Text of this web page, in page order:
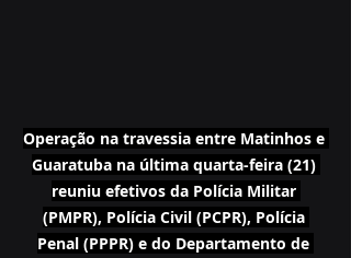
Operação na travessia entre Matinhos e
Guaratuba na última quarta-feira (21)
reuniu efetivos da Polícia Militar
(PMPR), Polícia Civil (PCPR), Polícia
Penal (PPPR) e do Departamento de